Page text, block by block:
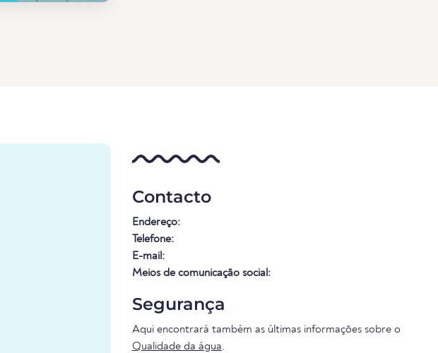
Contacto
Endereço:
Telefone:
E-mail:
Meios de comunicação social:
Segurança
Aqui encontrará também as últimas informações sobre o
Qualidade da água.